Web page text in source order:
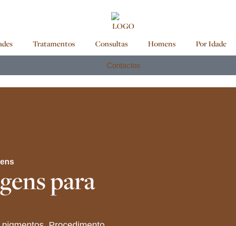
Tratamentos Consultas Homens Por Idade
Contactos
para